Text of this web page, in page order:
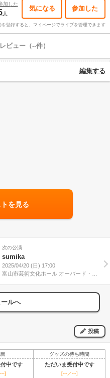
加した
人
気になる 参加した
を登録すると、マイページでライブを管理できます
レビュー（--件）
編集する
を見る
次の公演
sumika
2025/04/20 (日) 17:00
富山市芸術文化ホール オーバード・ホ
ルへ
投稿
グッズの待ち時間
中です ただいま受付中です
] [---／---]